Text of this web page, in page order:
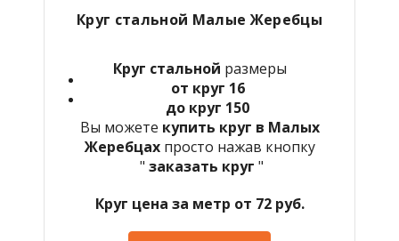
Круг стальной Малые Жеребцы
Круг стальной размеры
от круг 16
до круг 150
Вы можете купить круг в Малых
Жеребцах просто нажав кнопку
" заказать круг "
Круг цена за метр от 72 руб.